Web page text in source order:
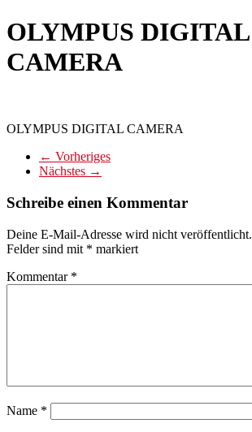
OLYMPUS DIGITAL
CAMERA
OLYMPUS DIGITAL CAMERA
← Vorheriges
Nächstes →
Schreibe einen Kommentar
Deine E-Mail-Adresse wird nicht veröffentlicht.
Felder sind mit * markiert
Kommentar *
Name *